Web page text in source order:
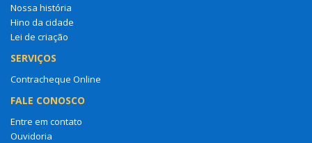
Nossa história
Hino da cidade
Lei de criação
SERVIÇOS
Contracheque Online
FALE CONOSCO
Entre em contato
Ouvidoria